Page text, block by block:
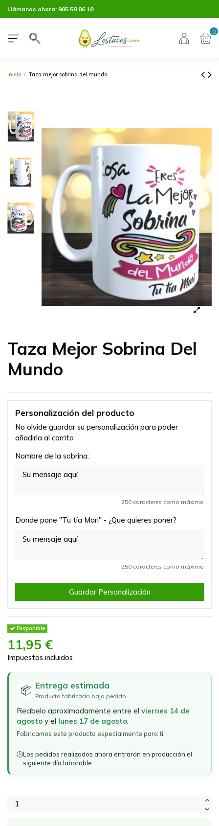
Llámanos ahora: 985 58 86 18
0
Inicio Taza mejor sobrina del mundo
Taza Mejor Sobrina Del
Mundo
Personalización del producto
No olvide guardar su personalización para poder
añadirla al carrito
Nombre de la sobrina:
250 caracteres como máximo
Donde pone "Tu tía Mari" - ¿Que quieres poner?
250 caracteres como máximo
Guardar Personalización
Disponible
11,95 €
Impuestos incluidos
📦 Entrega estimada
Producto fabricado bajo pedido
Recíbelo aproximadamente entre el viernes 14 de
agosto y el lunes 17 de agosto.
Fabricamos este producto especialmente para ti.
🕒Los pedidos realizados ahora entrarán en producción el
siguiente día laborable.